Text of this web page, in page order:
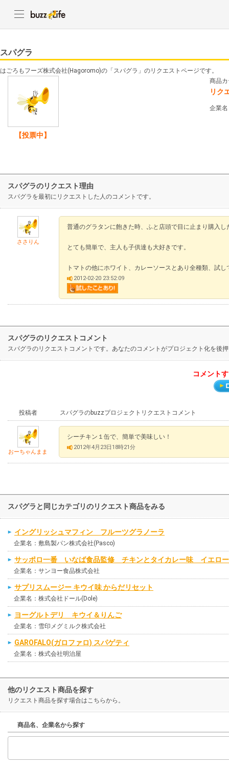
スパグラ
はごろもフーズ株式会社(Hagoromo)の「スパグラ」のリクエストページです。
【投票中】
商品
リク
企業
スパグラのリクエスト理由
スパグラを最初にリクエストした人のコメントです。
ささりん
普通のグラタンに飽きた時、ふと店頭で目に止まり購入
とても簡単で、主人も子供達も大好きです。
トマトの他にホワイト、カレーソースとあり全種類、試
2012-02-20 23:52:09
スパグラのリクエストコメント
スパグラのリクエストコメントです。あなたのコメントがプロジェクト化を後
コメント
投稿者 スパグラのbuzzプロジェクトリクエストコメント
おーちゃんまま
シーチキン１缶で、簡単で美味しい！
2012年4月23日18時21分
スパグラと同じカテゴリのリクエスト商品をみる
イングリッシュマフィン フルーツグラノーラ
企業名：敷島製パン株式会社(Pasco)
サッポロ一番 いなば食品監修 チキンとタイカレー味 イエロー
企業名：サンヨー食品株式会社
サプリスムージー キウイ味 からだリセット
企業名：株式会社ドール(Dole)
ヨーグルトデリ キウイ＆りんご
企業名：雪印メグミルク株式会社
GAROFALO(ガロファロ) スパゲティ
企業名：株式会社明治屋
他のリクエスト商品を探す
リクエスト商品を探す場合はこちらから。
商品名、企業名から探す